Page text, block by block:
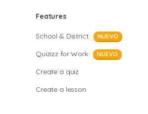
Features
School & District NUEVO
Quizizz for Work NUEVO
Create a quiz
Create a lesson